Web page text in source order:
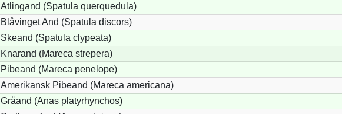
Atlingand (Spatula querquedula)
Blåvinget And (Spatula discors)
Skeand (Spatula clypeata)
Knarand (Mareca strepera)
Pibeand (Mareca penelope)
Amerikansk Pibeand (Mareca americana)
Gråand (Anas platyrhynchos)